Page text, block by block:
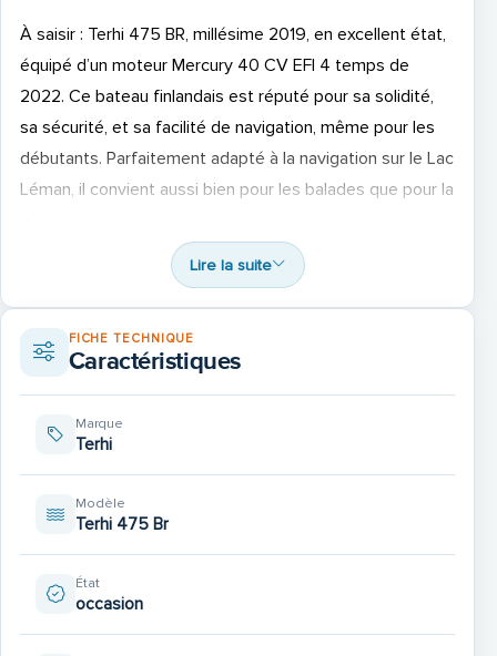
À saisir : Terhi 475 BR, millésime 2019, en excellent état,
équipé d’un moteur Mercury 40 CV EFI 4 temps de
2022. Ce bateau finlandais est réputé pour sa solidité,
sa sécurité, et sa facilité de navigation, même pour les
débutants. Parfaitement adapté à la navigation sur le Lac
Léman, il convient aussi bien pour les balades que pour la
➡️ Caractéristiques du bateau :
Marque / modèle : Terhi 475 BR
Longueur : 4,75 m
Largeur : 1,85 m
Poids : env. 390 kg (coque seule)
Lire la suite
FICHE TECHNIQUE
Caractéristiques
Marque
Terhi
Modèle
Terhi 475 Br
État
occasion